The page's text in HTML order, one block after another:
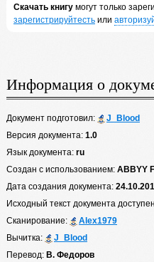
Скачать книгу могут только
зарегистрируйтесть или
Информация о
Документ подготовил:
J_Blood
Версия документа: 1.0
Язык документа: ru
Создан с использованием: ABBYY
Дата создания документа:
Исходный текст документа
Сканирование:
Alex1979
Вычитка:
J_Blood
Перевод: В. Федоров